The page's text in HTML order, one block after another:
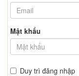
Mật khẩu
Duy trì đăng nhập